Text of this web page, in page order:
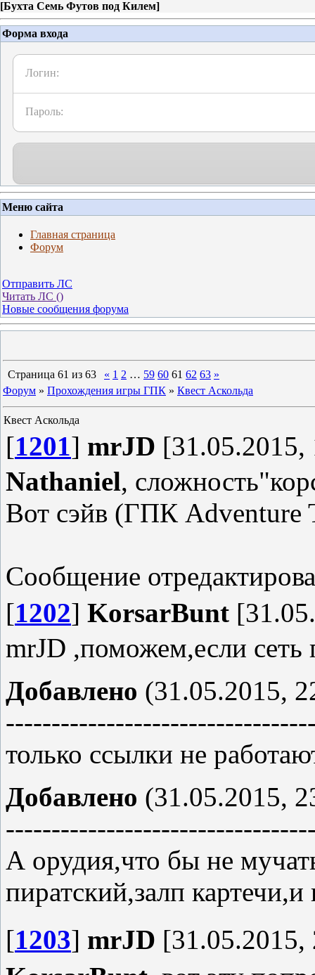
[Бухта Семь Футов под Килем]
Форма входа
Логин:
Пароль:
Меню сайта
Главная страница
Форум
Отправить ЛС
Читать ЛС ()
Новые сообщения форума
Страница 61 из 63 « 1 2 … 59 60 61 62 63 »
Форум » Прохождения игры ГПК » Квест Аскольда
Квест Аскольда
[1201] mrJD [31.05.2015,
Nathaniel,
Вот сэйв (ГПК Adventure
Сообщение
[1202] KorsarBunt
mrJD ,поможем,если сеть
Добавлено (31.05.2015,
только ссылки не
Добавлено (31.05.2015,
А орудия,что бы не
пиратский,залп
[1203] mrJD [31.05.2015,